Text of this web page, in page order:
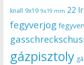
knall 9x19 9x19 mm 22 lr
fegyverjog
gázpisztoly